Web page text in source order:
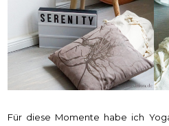
Für diese Momente habe ich